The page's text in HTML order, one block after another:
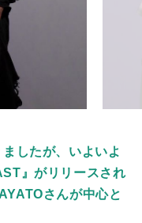
したが、いよいよ
』がリリースされ
さんが中心と